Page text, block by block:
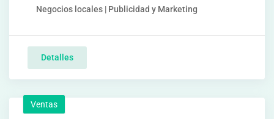
Negocios locales | Publicidad y Marketing
Detalles
Ventas